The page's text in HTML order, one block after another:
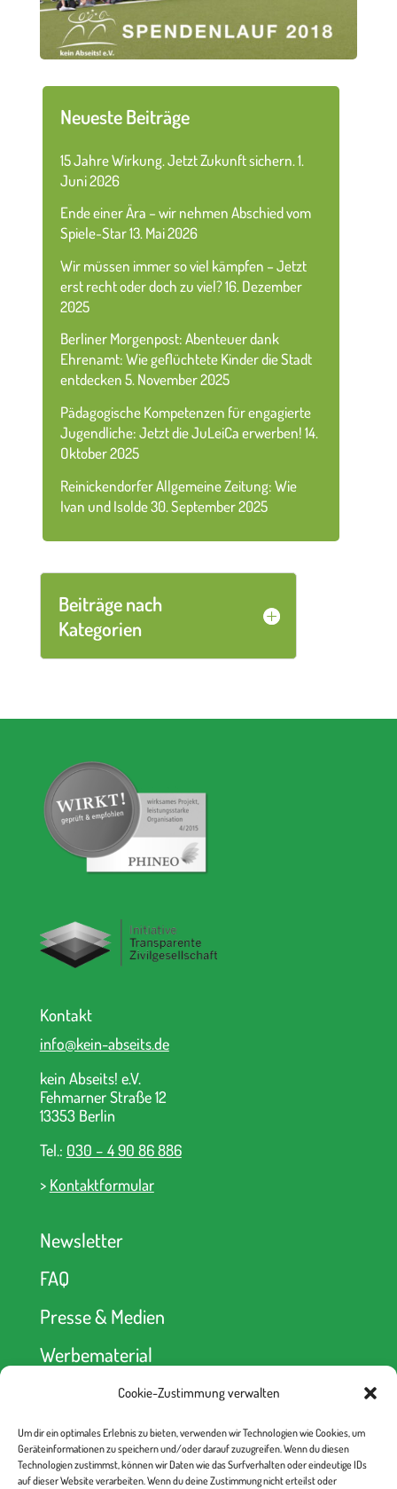
Cookie-Zustimmung verwalten
Um dir ein optimales Erlebnis zu bieten, verwenden wir Technologien wie Cookies, um
Geräteinformationen zu speichern und/oder darauf zuzugreifen. Wenn du diesen
Technologien zustimmst, können wir Daten wie das Surfverhalten oder eindeutige IDs
auf dieser Website verarbeiten. Wenn du deine Zustimmung nicht erteilst oder
Neueste Beiträge
15 Jahre Wirkung. Jetzt Zukunft sichern.1.
Juni 2026
Ende einer Ära – wir nehmen Abschied vom
Spiele-Star13. Mai 2026
Wir müssen immer so viel kämpfen – Jetzt
erst recht oder doch zu viel?16. Dezember
2025
Berliner Morgenpost: Abenteuer dank
Ehrenamt: Wie geflüchtete Kinder die Stadt
entdecken5. November 2025
Pädagogische Kompetenzen für engagierte
Jugendliche: Jetzt die JuLeiCa erwerben!14.
Oktober 2025
Reinickendorfer Allgemeine Zeitung: Wie
Ivan und Isolde30. September 2025
Beiträge nach
Kategorien
Kontakt
info@kein-abseits.de
kein Abseits! e.V.
Fehmarner Straße 12
13353 Berlin
Tel.: 030 – 4 90 86 886
> Kontaktformular
Newsletter
FAQ
Presse & Medien
Werbematerial
kein Abseits! e.V.
Berliner Volksbank
IBAN: DE52 1009 0000 2335 6330 00